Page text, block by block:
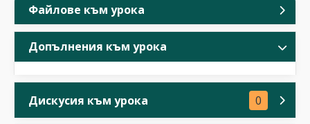
Файлове към урока
Допълнения към урока
Дискусия към урока 0